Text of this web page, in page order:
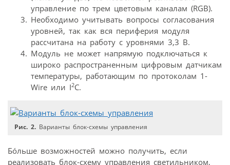
управление по трем цветовым каналам (RGB).
Необходимо учитывать вопросы согласования
уровней, так как вся периферия модуля
рассчитана на работу с уровнями 3,3 В.
Модуль не может напрямую подключаться к
широко распространенным цифровым датчикам
температуры, работающим по протоколам 1-
Wire или I2C.
Рис. 2. Варианты блок-схемы управления
Бóльше возможностей можно получить, если
реализовать блок-схему управления светильником,